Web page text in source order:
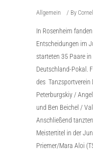
Allgemein By
In Rosenheim
Entscheidungen im
starteten 35 Paare
Deutschland-Pokal.
des
Peterburgskiy /
und Ben Beichel /
Anschließend
Meistertitel in der
Priemer/Mara Aloi